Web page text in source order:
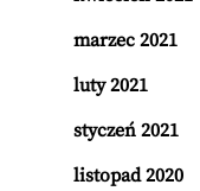
marzec 2021
luty 2021
styczeń 2021
listopad 2020